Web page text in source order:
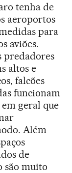
tenha de
aeroportos
para
aviões.
predadores
altos e
falcões
funcionam
geral que
Além
de
são muito